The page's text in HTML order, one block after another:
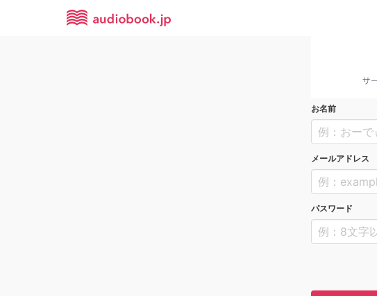
お名前
メールアドレス
パスワード